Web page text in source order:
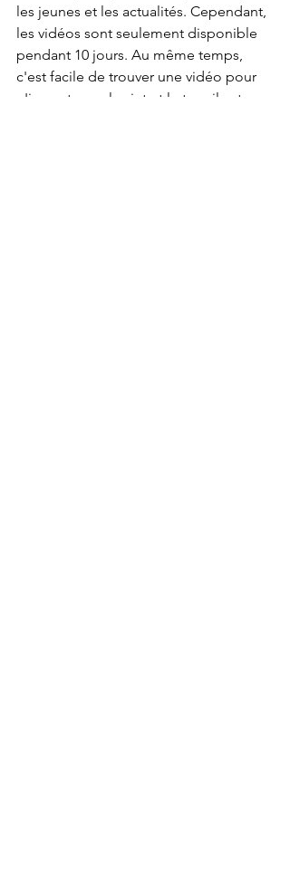
les jeunes et les actualités. Cependant,
les vidéos sont seulement disponible
pendant 10 jours. Au même temps,
c'est facile de trouver une vidéo pour
n'importe quel sujet et le travail est